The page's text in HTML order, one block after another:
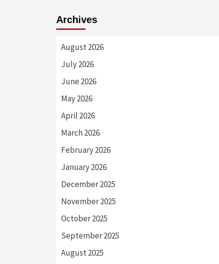
Archives
August 2026
July 2026
June 2026
May 2026
April 2026
March 2026
February 2026
January 2026
December 2025
November 2025
October 2025
September 2025
August 2025